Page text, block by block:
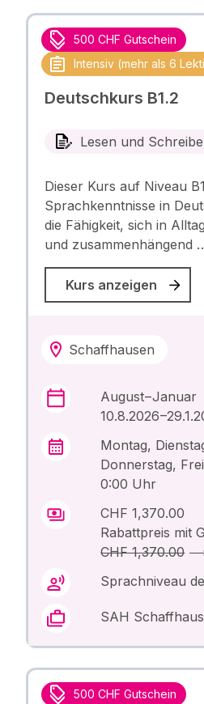
500 CHF Gutschein
Intensiv (mehr als 6
Deutschkurs B1.2
Lesen und
Dieser Kurs auf Niveau
Sprachkenntnisse in
die Fähigkeit, sich in
und zusammenhängend
Kurs anzeigen
Schaffhausen
August – Januar
10.8.2026
Montag,
Donnerstag,
0:00 Uhr
CHF 1,370.00
Rabattpreis mit
CHF 1,370.00
Sprachniveau
SAH
500 CHF Gutschein